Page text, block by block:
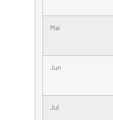
Mai
Jun
Jul